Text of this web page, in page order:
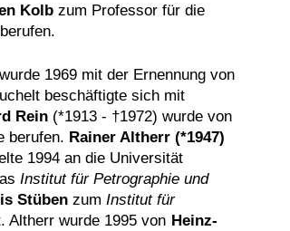
Kolbzum Professor für die
wurde 1969 mit der Ernennung von
beschäftigte sich mit
Rein(*1913 - †1972) wurde von
berufen. Rainer Altherr (*1947)
1994 an die Universität
Institut für Petrographie und
Stübenzum Institut für
Altherr wurde 1995 von Heinz-